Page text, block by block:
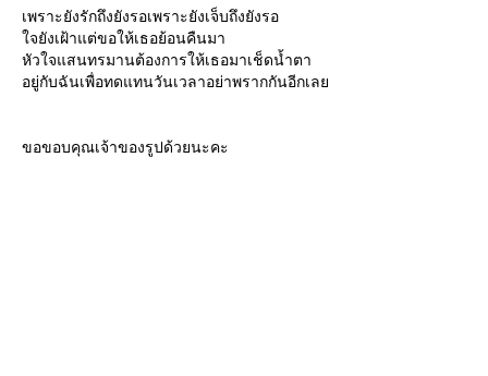
เพราะยังรักถึงยังรอเพราะยังเจ็บถึงยังรอ
จยังเฝ้าแต่ขอให้เธอย้อนคืนมา
หัวใจแสนทรมานต้องการให้เธอมาเช็ดน้ำตา
อยู่กับฉันเพื่อทดแทนวันเวลาอย่าพรากกันอีกเล
ขอขอบคุณเจ้าของรูปด้วยนะคะ